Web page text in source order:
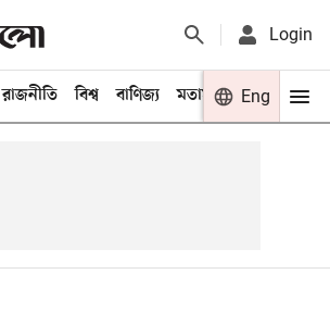
Login
রাজনীতি বিশ্ব বাণিজ্য মতামত খেলা
Eng